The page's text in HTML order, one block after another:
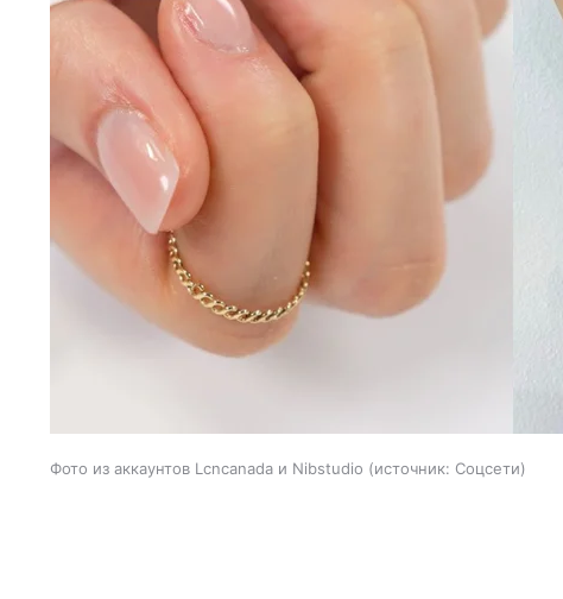
Фото из аккаунтов Lcncanada и Nibstudio источник: Соцсети